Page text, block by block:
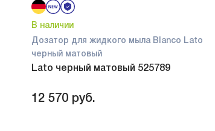
В наличии
Дозатор для жидкого мыла Blanco Lato
черный матовый
Lato черный матовый 525789
12 570 руб.